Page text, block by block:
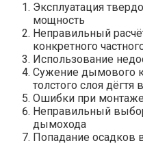
Эксплуатация
мощность
Неправильный
конкретного
Использование
Сужение дымового
толстого слоя дёгтя
Ошибки при
Неправильный
дымохода
Попадание осадков